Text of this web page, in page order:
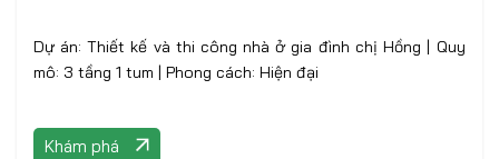
Dự án: Thiết kế và thi công nhà ở gia đình chị Hồng | Quy
mô: 3 tầng 1 tum | Phong cách: Hiện đại
Khám phá